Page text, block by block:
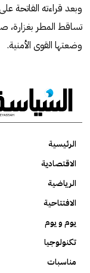
وبعد قراءته الفاتحة
تساقط المطر
وضعتها القوى الأمنية.
الرئيسية
الاقتصادية
الرياضية
الافتتاحية
يوم و يوم
تكنولوجيا
مناسبات